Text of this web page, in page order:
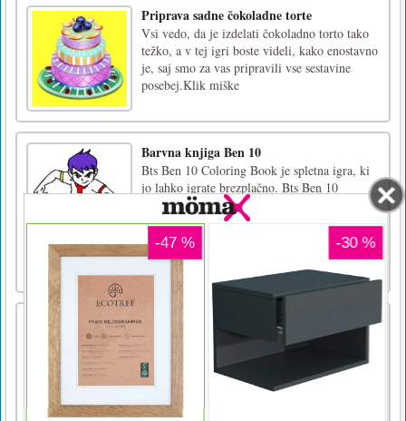
Priprava sadne čokoladne torte
Vsi vedo, da je izdelati čokoladno torto tako
težko, a v tej igri boste videli, kako enostavno
je, saj smo za vas pripravili vse sestavine
posebej.Klik miške
Barvna knjiga Ben 10
Bts Ben 10 Coloring Book je spletna igra, ki
jo lahko igrate brezplačno. Bts Ben 10
Coloring Book je zasvoji igra barvanja za
dojenčke in otroke. Predvajate jo lahko v
katerem koli prostem času. Izbirate lahko med
štirimi slikami, vse o Benu 10. Pokažite nam
svojo kreacijo in pob [...]
Long Hair Princess Hair Salon
Once upon a time, there was a kingdom in
fairyland ruled by the beloved Prince Christos
and Princess Juliet. Princess Juliet was
beautiful with golden magic long hair. One
day before their wedding, a witch broke into